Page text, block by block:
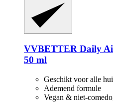
VVBETTER Daily
50 ml
Geschikt voor alle
Ademend formule
Vegan & niet-